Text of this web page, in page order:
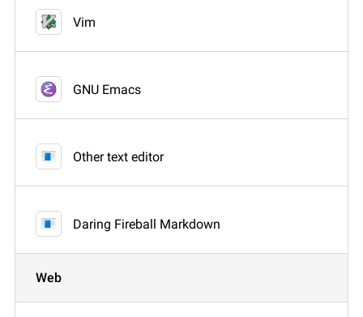
Vim
GNU Emacs
Other text editor
Daring Fireball Markdown
Web